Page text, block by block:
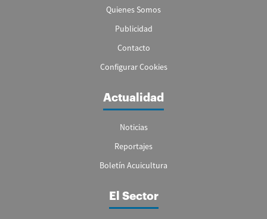
Quienes Somos
Publicidad
Contacto
Configurar Cookies
Actualidad
Noticias
Reportajes
Boletín Acuicultura
El Sector